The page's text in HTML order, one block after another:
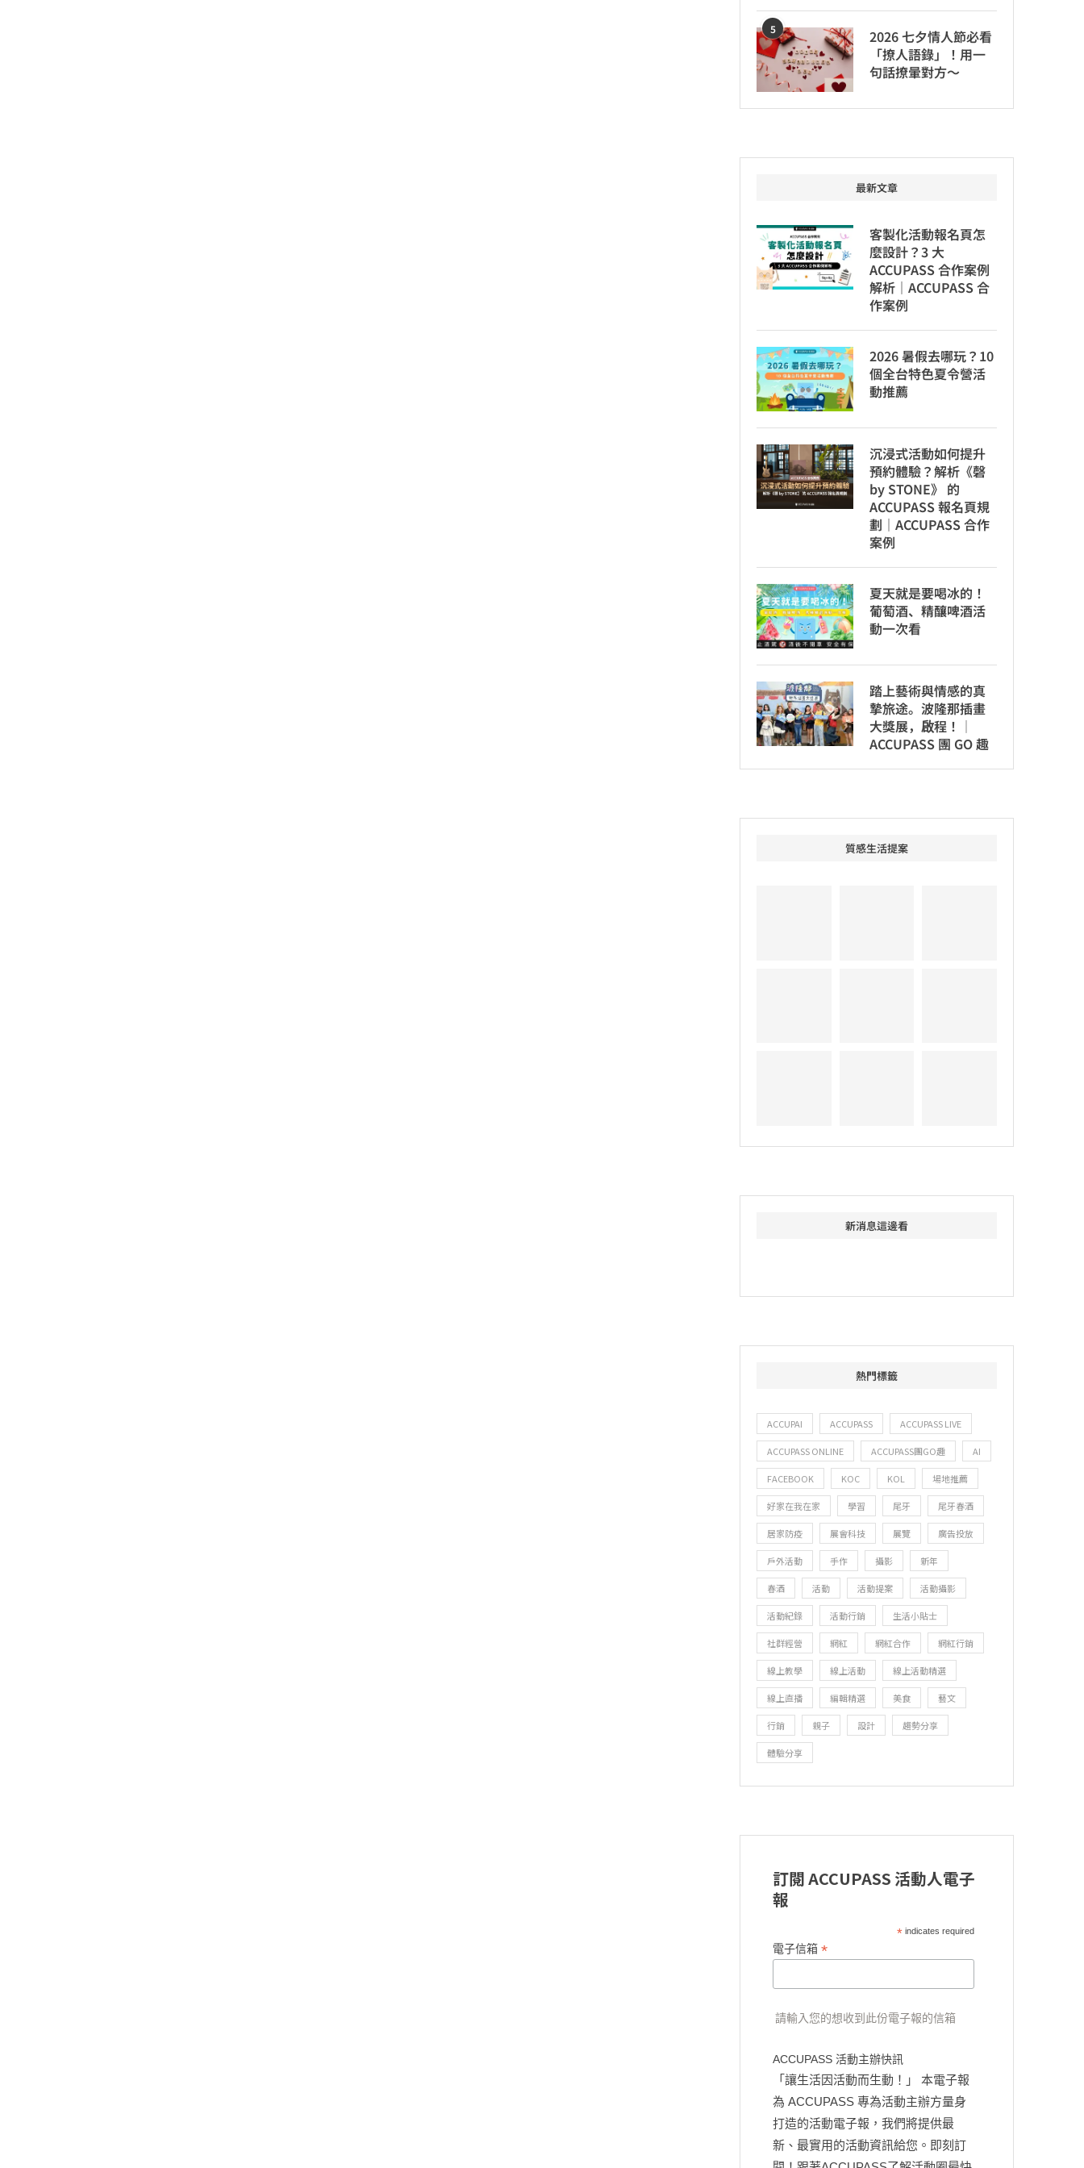
5
2026 七夕情人節必看
「撩人語錄」！用一
句話撩暈對方～
最新文章
客製化活動報名頁怎
麼設計？3 大
ACCUPASS 合作案例
解析｜ACCUPASS 合
作案例
2026 暑假去哪玩？10
個全台特色夏令營活
動推薦
沉浸式活動如何提升
預約體驗？解析《磬
by STONE》 的
ACCUPASS 報名頁規
劃｜ACCUPASS 合作
案例
夏天就是要喝冰的！
葡萄酒、精釀啤酒活
動一次看
踏上藝術與情感的真
摯旅途。波隆那插畫
大獎展，啟程！│
ACCUPASS 團 GO 趣
質感生活提案
新消息這邊看
熱門標籤
ACCUPAI ACCUPASS ACCUPASS LIVE
ACCUPASS ONLINE ACCUPASS團GO趣 AI
FACEBOOK KOC KOL 場地推薦
好家在我在家 學習 尾牙 尾牙春酒
居家防疫 展會科技 展覽 廣告投放
戶外活動 手作 攝影 新年
春酒 活動 活動提案 活動攝影
活動紀錄 活動行銷 生活小貼士
社群經營 網紅 網紅合作 網紅行銷
線上教學 線上活動 線上活動精選
線上直播 編輯精選 美食 藝文
行銷 親子 設計 趨勢分享
體驗分享
訂閱 ACCUPASS 活動人電子
報
*indicates required
電子信箱 *
請輸入您的想收到此份電子報的信箱
ACCUPASS 活動主辦快訊
「讓生活因活動而生動！」 本電子報
為 ACCUPASS 專為活動主辦方量身
打造的活動電子報，我們將提供最
新、最實用的活動資訊給您。即刻訂